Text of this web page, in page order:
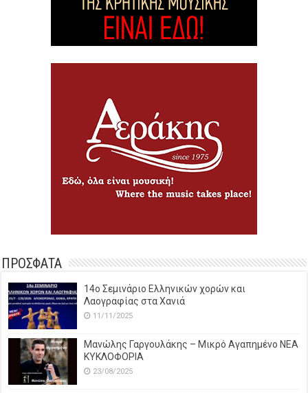
ΠΡΟΣΦΑΤΑ
14o Σεμινάριο Ελληνικών χορών και
Λαογραφίας στα Χανιά
11/11/2025
Μανώλης Γαργουλάκης – Μικρό Αγαπημένο NEΑ
ΚΥΚΛΟΦΟΡΙΑ
23/08/2025